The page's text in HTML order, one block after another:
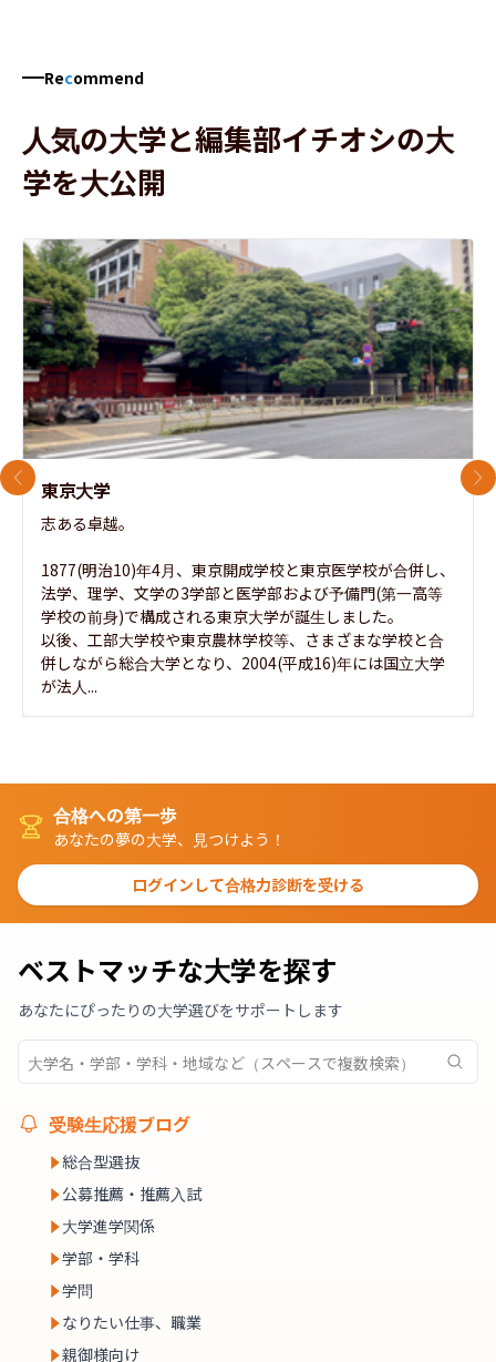
Recommend
人気の大学と編集部イチオシの大
学を大公開
東京大学
志ある卓越。
1877(明治10)年4月、東京開成学校と東京医学校が合併し、
法学、理学、文学の3学部と医学部および予備門(第一高等
学校の前身)で構成される東京大学が誕生しました。
以後、工部大学校や東京農林学校等、さまざまな学校と合
併しながら総合大学となり、2004(平成16)年には国立大学
が法人...
前のスライド 次
合格への第一歩
あなたの夢の大学、見つけよう！
ログインして合格力診断を受ける
ベストマッチな大学を探す
あなたにぴったりの大学選びをサポートします
受験生応援ブログ
総合型選抜
公募推薦・推薦入試
大学進学関係
学部・学科
学問
なりたい仕事、職業
親御様向け